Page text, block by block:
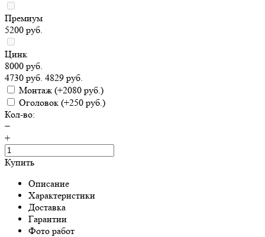
Премиум
5200 руб.
Цинк
8000 руб.
4730 руб. 4829 руб.
Монтаж (+2080 руб.)
Оголовок (+250 руб.)
Кол-во:
−
+
Купить
Описание
Характеристики
Доставка
Гарантии
Фото работ